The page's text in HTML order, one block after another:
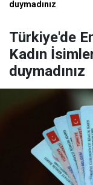
duymadınız
Türkiye'de
Kadın
duymadınız